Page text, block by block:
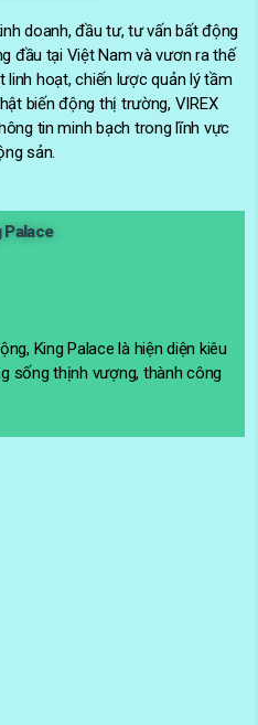
doanh, đầu tư, tư vấn bất động
đầu tại Việt Nam và vươn ra thế
linh hoạt, chiến lược quản lý tầm
biến động thị trường, VIREX
tin minh bạch trong lĩnh vực
sản.
Palace
King Palace là hiện diện kiêu
sống thịnh vượng, thành công